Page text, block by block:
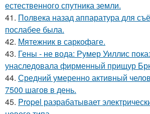
естественного спутника земли.
41. Полвека назад аппаратура для
послабее была.
42. Мятежник в саркофаге.
43. Гены - не вода: Румер Уиллис
унаследовала фирменный прищур
44. Средний умеренно активный
7500 шагов в день.
45. Propel разрабатывает